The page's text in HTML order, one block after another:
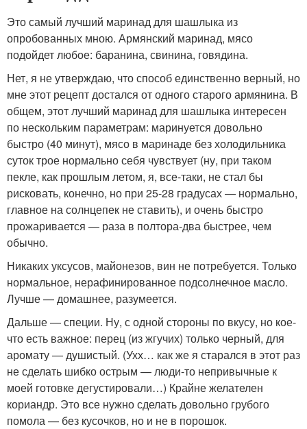
Это самый лучший маринад для шашлыка из
опробованных мною. Армянский маринад, мясо
подойдет любое: баранина, свинина, говядина.
Нет, я не утверждаю, что способ единственно верный, но
мне этот рецепт достался от одного старого армянина. В
общем, этот лучший маринад для шашлыка интересен
по нескольким параметрам: маринуется довольно
быстро (40 минут), мясо в маринаде без холодильника
суток трое нормально себя чувствует (ну, при таком
пекле, как прошлым летом, я, все-таки, не стал бы
рисковать, конечно, но при 25-28 градусах — нормально,
главное на солнцепек не ставить), и очень быстро
прожаривается — раза в полтора-два быстрее, чем
обычно.
Никаких уксусов, майонезов, вин не потребуется. Только
нормальное, нерафинированное подсолнечное масло.
Лучше — домашнее, разумеется.
Дальше — специи. Ну, с одной стороны по вкусу, но кое-
что есть важное: перец (из жгучих) только черный, для
аромату — душистый. (Ухх… как же я старался в этот раз
не сделать шибко острым — люди-то непривычные к
моей готовке дегустировали…) Крайне желателен
кориандр. Это все нужно сделать довольно грубого
помола — без кусочков, но и не в порошок.